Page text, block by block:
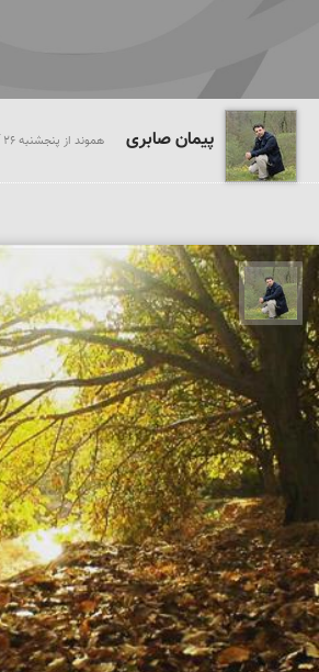
پیمان صابری هموند از پنجشنبه 26 آذر 1394
پیمان صابری